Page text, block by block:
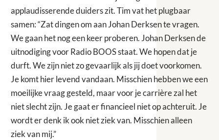
applaudisserende duiders zit. Tim vat het plugbaar
samen: “Zat dingen om aan Johan Derksen te vragen.
We gaan het nog een keer proberen. Johan Derksen de
uitnodiging voor Radio BOOS staat. We hopen dat je
durft. We zijn niet zo gevaarlijk als jij doet voorkomen.
Je komt hier levend vandaan. Misschien hebben we een
moeilijke vraag gesteld, maar voor je carrière zal het
niet slecht zijn. Je gaat er financieel niet op achteruit. Je
wordt er denk ik ook niet ziek van. Misschien alleen
ziek van mij.”